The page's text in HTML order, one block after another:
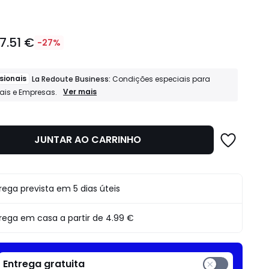
€ -27%
La Redoute Business:Condições especiais para
e Empresas.
Profissionais
especiais
para
Empresas.
Ver mais
JUNTAR AO CARRINHO
prevista em 5 dias úteis
em casa a partir de 4.99 €
Entrega gratuita